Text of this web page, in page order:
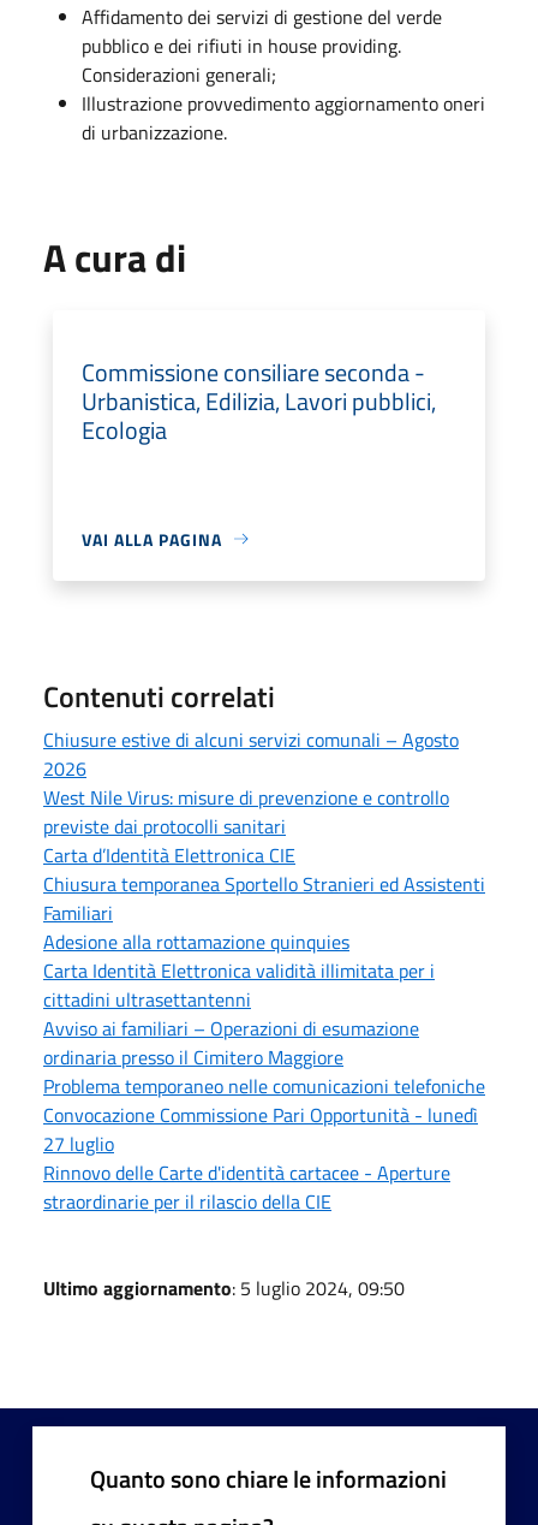
Affidamento dei servizi di gestione del verde
pubblico e dei rifiuti in house providing.
Considerazioni generali;
Illustrazione provvedimento aggiornamento oneri
di urbanizzazione.
A cura di
Commissione consiliare seconda -
Urbanistica, Edilizia, Lavori pubblici,
Ecologia
VAI ALLA PAGINA
Contenuti correlati
Chiusure estive di alcuni servizi comunali – Agosto
2026
West Nile Virus: misure di prevenzione e controllo
previste dai protocolli sanitari
Carta d’Identità Elettronica CIE
Chiusura temporanea Sportello Stranieri ed Assistenti
Familiari
Adesione alla rottamazione quinquies
Carta Identità Elettronica validità illimitata per i
cittadini ultrasettantenni
Avviso ai familiari – Operazioni di esumazione
ordinaria presso il Cimitero Maggiore
Problema temporaneo nelle comunicazioni telefoniche
Convocazione Commissione Pari Opportunità - lunedì
27 luglio
Rinnovo delle Carte d'identità cartacee - Aperture
straordinarie per il rilascio della CIE
Ultimo aggiornamento: 5 luglio 2024, 09:50
Quanto sono chiare le informazioni